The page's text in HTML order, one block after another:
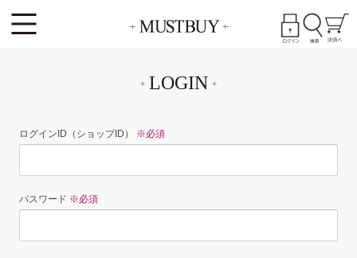
LOGIN
ログインID（ショップID） ※必須
パスワード ※必須